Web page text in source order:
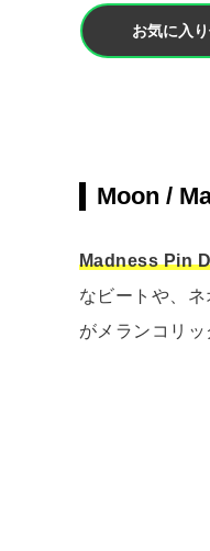
お気に入
Moon /
Madness Pin
なビートや、
がメランコリッ